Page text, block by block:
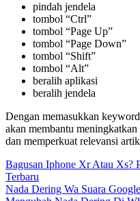
pindah jendela
tombol “Ctrl”
tombol “Page Up”
tombol “Page Down”
tombol “Shift”
tombol “Alt”
beralih aplikasi
beralih jendela
Dengan memasukkan
akan membantu
dan memperkuat relevansi
Post
navigation
Bagusan Iphone Xr Atau Xs?
Terbaru
Nada Dering Wa Suara